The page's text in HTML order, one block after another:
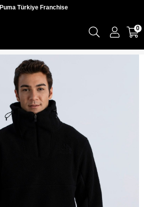
Puma Türkiye Franchise
0